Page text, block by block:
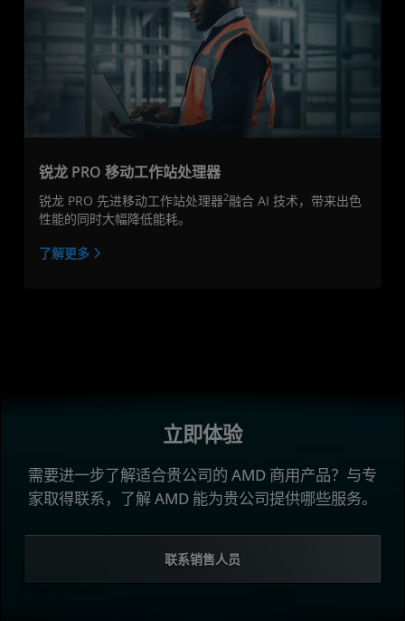
锐龙 PRO 移动工作站处理器
锐龙 PRO 先进移动工作站处理器2融合 AI 技术，带来出色
性能的同时大幅降低能耗。
了解更多
立即体验
需要进一步了解适合贵公司的 AMD 商用产品？与专
家取得联系，了解 AMD 能为贵公司提供哪些服务。
联系销售人员